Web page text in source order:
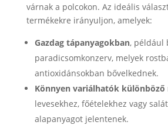
várnak a polcokon. Az ideális
termékekre irányuljon, amelyek:
Gazdag tápanyagokban, például
paradicsomkonzerv, melyek
antioxidánsokban bővelkednek.
Könnyen variálhatók különböző
levesekhez, főételekhez vagy
alapanyagot jelentenek.